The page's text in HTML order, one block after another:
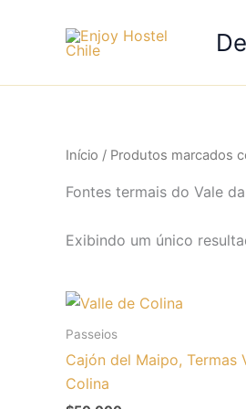
conteúdo
Início / Produtos marcados
Fontes termais do Vale
Exibindo um único
Passeios
Cajón del Maipo, Termas
Colina